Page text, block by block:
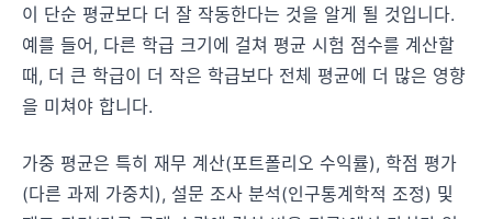
이 단순 평균보다 더 잘 작동한다는 것을 알게 될 것입니다.
예를 들어, 다른 학급 크기에 걸쳐 평균 시험 점수를 계산할
때, 더 큰 학급이 더 작은 학급보다 전체 평균에 더 많은 영향
을 미쳐야 합니다.
가중 평균은 특히 재무 계산(포트폴리오 수익률), 학점 평가
(다른 과제 가중치), 설문 조사 분석(인구통계학적 조정) 및